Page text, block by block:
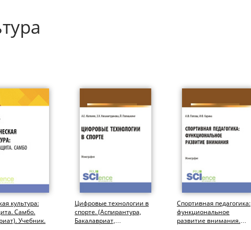
культура:
Самбо.
Учебник.
Цифровые технологии в
спорте. (Аспирантура,
Бакалавриат,
Спортивная педагогика:
функциональное
развитие внимания.